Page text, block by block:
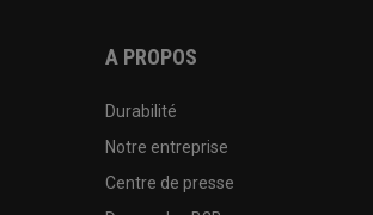
A PROPOS
Durabilité
Notre entreprise
Centre de presse